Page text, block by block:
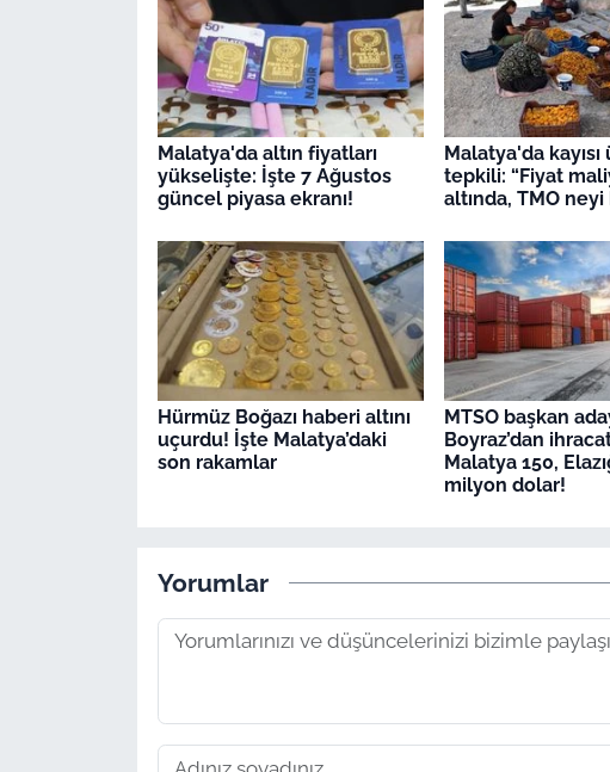
Malatya'da altın fiyatları
yükselişte: İşte 7 Ağustos
güncel piyasa ekranı!
Malatya'da
tepkili: “Fiyat
altında, TMO
Hürmüz Boğazı haberi altını
uçurdu! İşte Malatya’daki
son rakamlar
MTSO başkan
Boyraz’dan
Malatya 150,
milyon dolar!
Yorumlar